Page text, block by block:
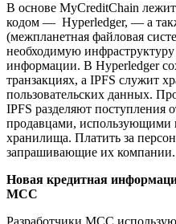
В основе MyCreditChain
кодом — Hyperledger, — а
(межпланетная файловая
необходимую
информации. В Hyperledger
транзакциях, а IPFS служит
пользовательских данных.
IPFS разделяют
продавцами, использующими
хранилища. Платить за
запрашивающие их компании.
Новая кредитная
МСС